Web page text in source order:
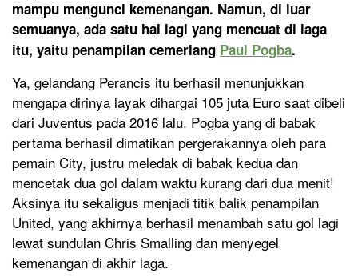
mampu mengunci kemenangan. Namun, di luar
semuanya, ada satu hal lagi yang mencuat di laga
itu, yaitu penampilan cemerlang Paul Pogba.
Ya, gelandang Perancis itu berhasil menunjukkan
mengapa dirinya layak dihargai 105 juta Euro saat dibeli
dari Juventus pada 2016 lalu. Pogba yang di babak
pertama berhasil dimatikan pergerakannya oleh para
pemain City, justru meledak di babak kedua dan
mencetak dua gol dalam waktu kurang dari dua menit!
Aksinya itu sekaligus menjadi titik balik penampilan
United, yang akhirnya berhasil menambah satu gol lagi
lewat sundulan Chris Smalling dan menyegel
kemenangan di akhir laga.